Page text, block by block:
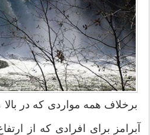
برخلاف همه مواردی که در
آبرامز برای افرادی که از